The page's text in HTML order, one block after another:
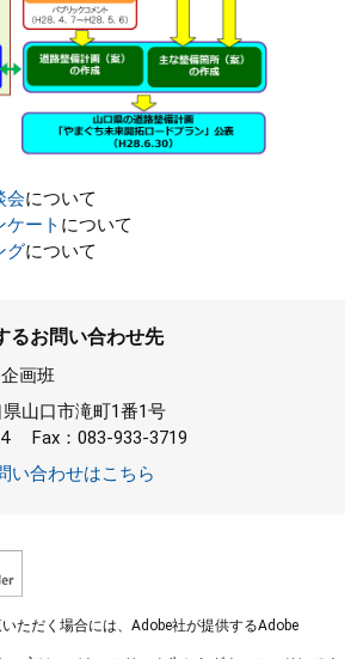
会について
ケート について
グについて
るお問い合わせ先
画班
県山口市滝町1番1号
Fax：083-933-3719
い合わせはこちら
ただく場合には、Adobe社が提供するAdobe